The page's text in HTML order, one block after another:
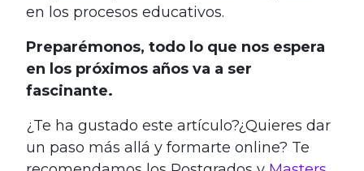
en los procesos educativos.
Preparémonos, todo lo que nos espera
en los próximos años va a ser
fascinante.
¿Te ha gustado este artículo?¿Quieres dar
un paso más allá y formarte online? Te